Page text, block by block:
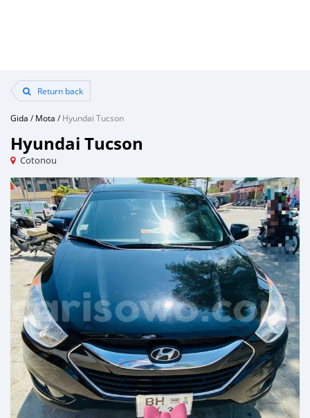
Return back
Gida /Mota /Hyundai Tucson
Hyundai Tucson
Cotonou